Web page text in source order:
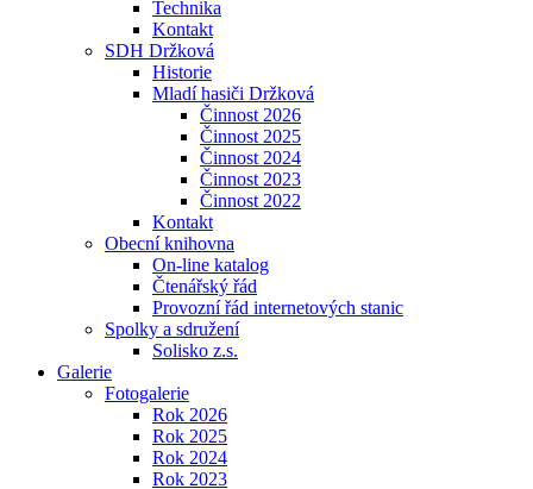
Technika
Kontakt
SDH Držková
Historie
Mladí hasiči Držková
Činnost 2026
Činnost 2025
Činnost 2024
Činnost 2023
Činnost 2022
Kontakt
Obecní knihovna
On-line katalog
Čtenářský řád
Provozní řád internetových stanic
Spolky a sdružení
Solisko z.s.
Galerie
Fotogalerie
Rok 2026
Rok 2025
Rok 2024
Rok 2023